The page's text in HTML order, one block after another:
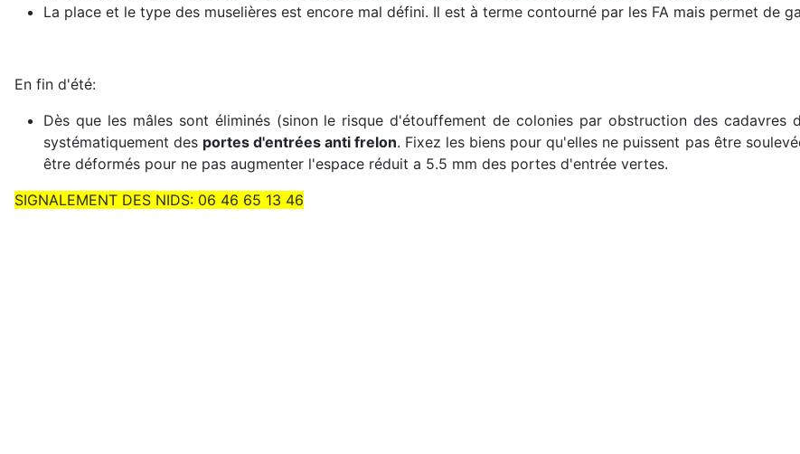
La place et le type des muselières est encore mal défini. Il est à terme contourné par les FA mais permet de
En fin d'été:
Dès que les mâles sont éliminés (sinon le risque d'étouffement de colonies par obstruction des
systématiquement des portes d'entrées anti frelon. Fixez les biens pour qu'elles ne puissent pas être
être déformés pour ne pas augmenter l'espace réduit a 5.5 mm des portes d'entrée vertes.
SIGNALEMENT DES NIDS: 06 46 65 13 46